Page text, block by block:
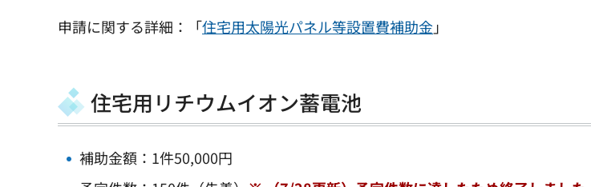
申請に関する詳細：「住宅用太陽光パネル等設置費補助金」
住宅用リチウムイオン蓄電池
補助金額：1件50,000円